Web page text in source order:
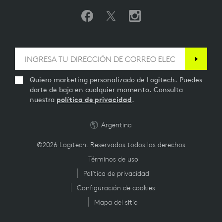
Quiero marketing personalizado de Logitech. Puedes
darte de baja en cualquier momento. Consulta
nuestra política de privacidad.
©2026 Logitech. Reservados todos los derechos
Términos de uso
Política de privacidad
Configuración de cookies
Mapa del sitio
Argentina